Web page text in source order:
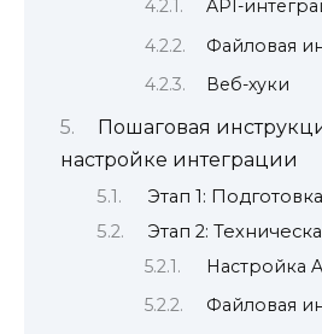
API-
Файловая
Веб-хуки
Пошаговая
настройке интеграции
Этап 1:
Этап 2:
Настройка
Файловая